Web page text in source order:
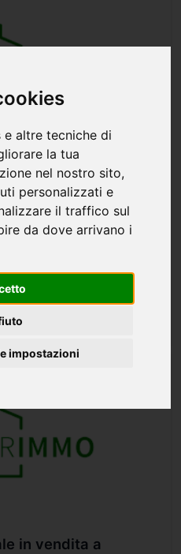
altre tecniche di
la tua
nel nostro sito,
personalizzati e
il traffico sul
da dove arrivano i
impostazioni
in vendita a
2 stanze 1 bagno
matrimoniali, ripostiglio,
termico in comune.
in vendita a